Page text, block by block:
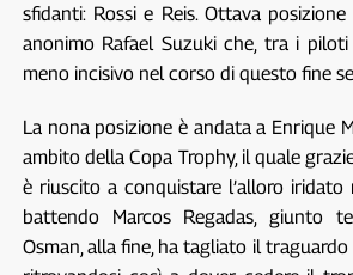
sfidanti: Rossi e Reis. Ottava
anonimo Rafael Suzuki che, tra i
meno incisivo nel corso di questo fine
La nona posizione è andata a Enrique
ambito della Copa Trophy, il quale
è riuscito a conquistare l’alloro iridato
battendo Marcos Regadas, giunto
Osman, alla fine, ha tagliato il